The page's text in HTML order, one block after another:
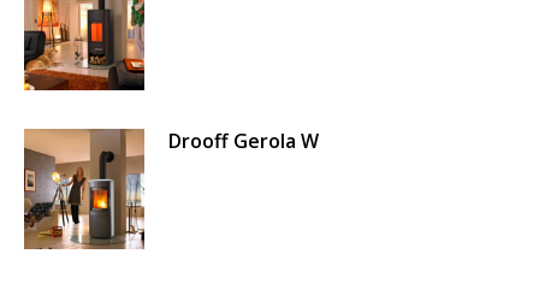
Drooff Gerola W